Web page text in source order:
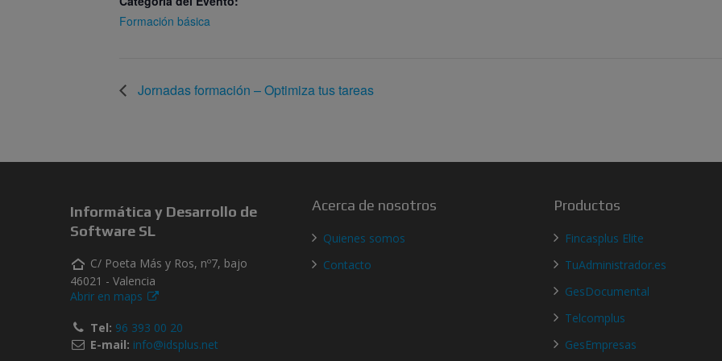
Formación básica
Jornadas formación – Optimiza tus tareas
Informática y Desarrollo de
Software SL
C/ Poeta Más y Ros, nº7, bajo
46021 - Valencia
Abrir en maps
Tel: 96 393 00 20
E-mail: info@idsplus.net
Acerca de nosotros
Quienes somos
Contacto
Productos
Fincasplus Elite
TuAdministrador.es
GesDocumental
Telcomplus
GesEmpresas